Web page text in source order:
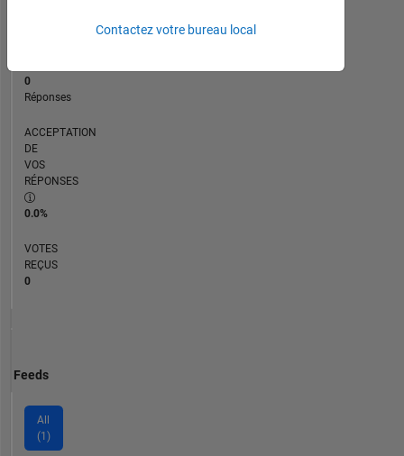
CONTRIBUTIONS
0
Réponses
ACCEPTATION
DE
VOS
RÉPONSES
0.0%
VOTES
REÇUS
0
Feeds
All
(1)
Contactez votre bureau local